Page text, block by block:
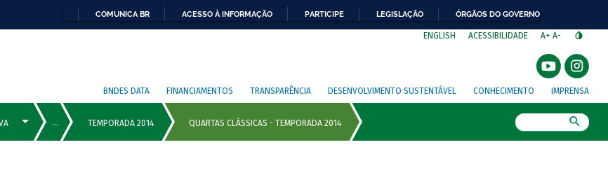
COMUNICA BR ACESSO À INFORMAÇÃO PARTICIPE LEGISLAÇÃO ÓRGÃOS DO GOVERNO
ENGLISH ACESSIBILIDADE A+ A-
BNDES DATA FINANCIAMENTOS TRANSPARÊNCIA DESENVOLVIMENTO SUSTENTÁVEL CONHECIMENTO IMPRENSA